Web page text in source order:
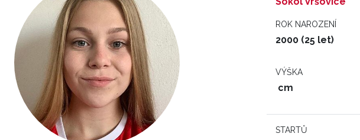
ROK NAROZENÍ
2000 (25 let)
VÝŠKA
cm
STARTŮ